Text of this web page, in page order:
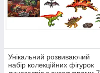
Унікальний розвиваючий
набір колекційних фігурок